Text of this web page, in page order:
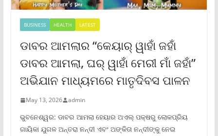
BUSINESS HEALTH LATEST
ଡାବର ଆମଲାର “କେୟାର୍ ୱାହାଁ ଜହାଁ
ଡାବର ଆମଲା, ଘର୍ ୱାହାଁ ମେରୀ ମାଁ ଜହାଁ”
ଅଭିଯାନ ମାଧ୍ୟମରେ ମାତୃଦିବସ ପାଳନ
May 13, 2026 admin
ଭୁବନେଶ୍ୱର: ଡାବର ଆମଲା ହେୟାର ଅଏଲ୍ ପକ୍ଷରୁ ଲୋକପ୍ରିୟ
ଗାୟିକା ଯୁଗଳ ଅନ୍ତରା ନନ୍ଦୀ ଏବଂ ଅଙ୍କିତା ନନ୍ଦୀଙ୍କୁ ନେଇ